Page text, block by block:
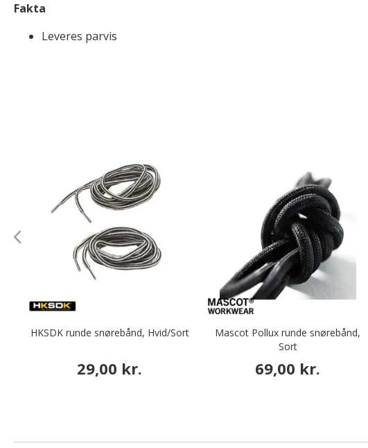
Fakta
Leveres parvis
HKSDK runde snørebånd, Hvid/Sort
29,00 kr.
Mascot Pollux runde snørebånd,
Sort
69,00 kr.